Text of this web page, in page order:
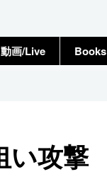
動画/Live Books
い攻撃